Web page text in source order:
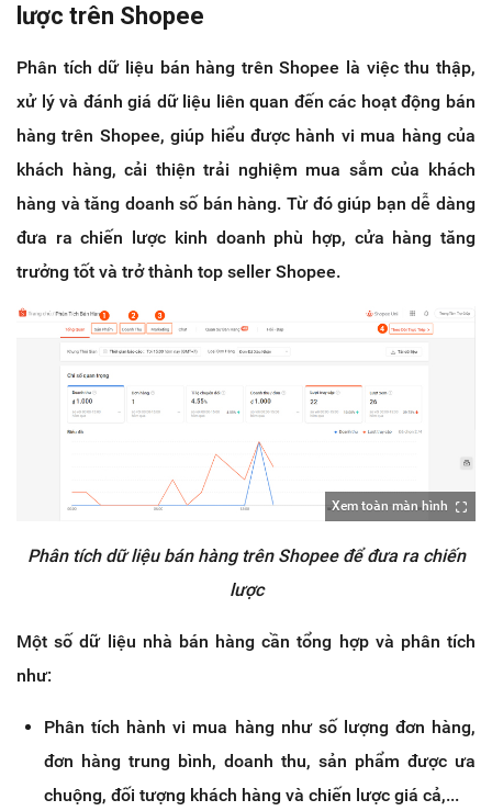
lược trên Shopee
Phân tích dữ liệu bán hàng trên Shopee là việc thu thập,
xử lý và đánh giá dữ liệu liên quan đến các hoạt động bán
hàng trên Shopee, giúp hiểu được hành vi mua hàng của
khách hàng, cải thiện trải nghiệm mua sắm của khách
hàng và tăng doanh số bán hàng. Từ đó giúp bạn dễ dàng
đưa ra chiến lược kinh doanh phù hợp, cửa hàng tăng
trưởng tốt và trở thành top seller Shopee.
Xem toàn màn hình
Phân tích dữ liệu bán hàng trên Shopee để đưa ra chiến
lược
Một số dữ liệu nhà bán hàng cần tổng hợp và phân tích
như:
Phân tích hành vi mua hàng như số lượng đơn hàng,
đơn hàng trung bình, doanh thu, sản phẩm được ưa
chuộng, đối tượng khách hàng và chiến lược giá cả,...